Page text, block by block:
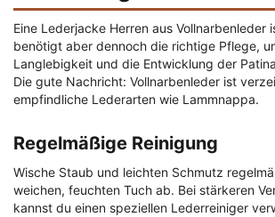
Eine Lederjacke Herren aus Vollnarbenleder
benötigt aber dennoch die richtige Pflege,
Langlebigkeit und die Entwicklung der
Die gute Nachricht: Vollnarbenleder ist
empfindliche Lederarten wie Lammnappa.
Regelmäßige Reinigung
Wische Staub und leichten Schmutz
weichen, feuchten Tuch ab. Bei stärkeren
kannst du einen speziellen Lederreiniger